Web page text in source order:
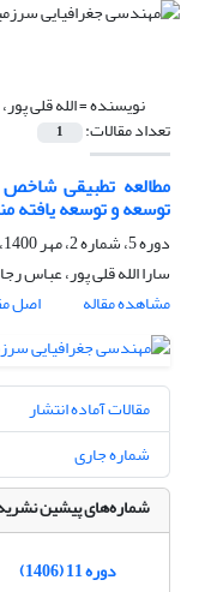
نویسنده =الله قلی
تعداد مقالات: 1
مطالعه تطبیقی
توسعه و توسعه یافته
دوره 5، شماره 2، مهر 1400، صفحه
سارا الله قلی پور، عباس
مشاهده مقاله
اصل
مقالات آماده انتشار
شماره جاری
شماره‌های پیشین
دوره 11 (1406)